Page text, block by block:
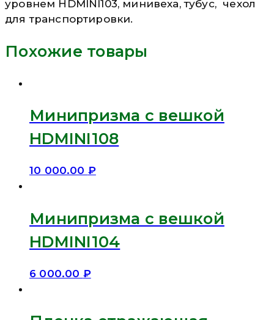
уровнем HDMINI103, минивеха, тубус, чехол
для транспортировки.
Похожие товары
Минипризма с вешкой
HDMINI108
10 000.00 ₽
Минипризма с вешкой
HDMINI104
6 000.00 ₽